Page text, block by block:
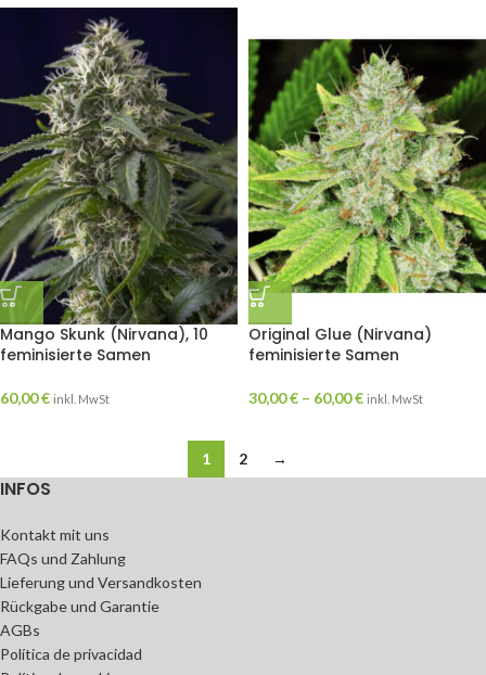
Mango Skunk (Nirvana), 10
feminisierte Samen
60,00€ inkl. MwSt
Original Glue (Nirvana)
feminisierte Samen
30,00€ – 60,00€ inkl. MwSt
1 2 →
INFOS
Kontakt mit uns
FAQs und Zahlung
Lieferung und Versandkosten
Rückgabe und Garantie
AGBs
Política de privacidad